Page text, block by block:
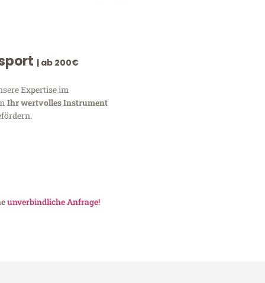
| ab 200€
Expertise im
Ihr wertvolles Instrument
unverbindliche Anfrage!